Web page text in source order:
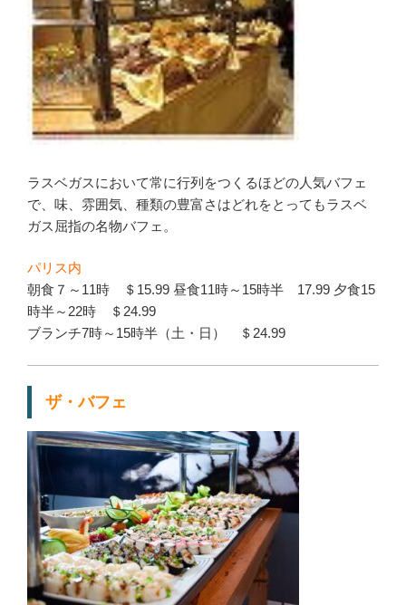
ラスベガスにおいて常に行列をつくるほどの人気バフェ
で、味、雰囲気、種類の豊富さはどれをとってもラスベ
ガス屈指の名物バフェ。
パリス内
朝食７～11時 ＄15.99 昼食11時～15時半 17.99 夕食15
時半～22時 ＄24.99
ブランチ7時～15時半（土・日） ＄24.99
ザ・バフェ